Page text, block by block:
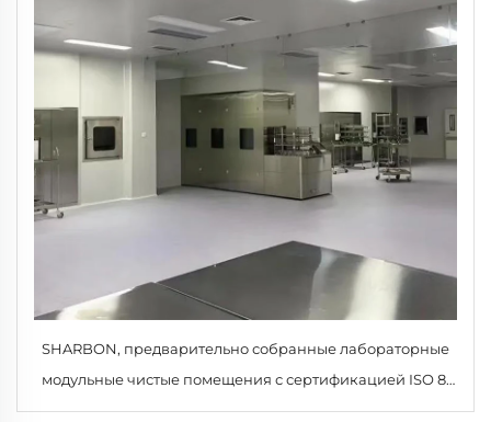
SHARBON, предварительно собранные лабораторные
модульные чистые помещения с сертификацией ISO 8,
быстрый монтаж, стерильные условия для научных